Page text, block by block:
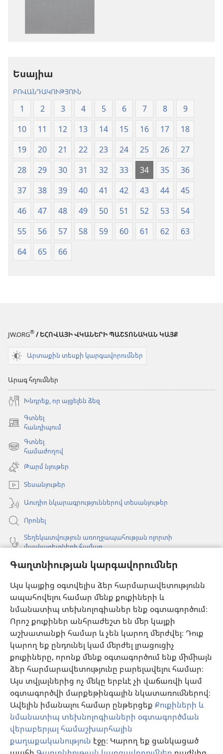
Գաղտնիության կարգավորումներ
Այս կայքից օգտվելիս ձեր հարմարավետությունն
ապահովելու համար մենք քուքիների և
նմանատիպ տեխնոլոգիաներ ենք օգտագործում։
Որոշ քուքիներ անհրաժեշտ են մեր կայքի
աշխատանքի համար և չեն կարող մերժվել։ Դուք
կարող եք ընդունել կամ մերժել լրացուցիչ
քուքիները, որոնք մենք օգտագործում ենք միմիայն
ձեր հարմարավետությունը բարելավելու համար։
Այս տվյալներից ոչ մեկը երբևէ չի վաճառվի կամ
օգտագործվի մարքեթինգային նկատառումներով։
Ավելին իմանալու համար ընթերցեք Քուքիների և
նմանատիպ տեխնոլոգիաների օգտագործման
վերաբերյալ համաշխարհային
քաղաքականություն էջը։ Կարող եք ցանկացած
Եսայիա
ԲՈՎԱՆԴԱԿՈՒԹՅՈՒՆ
1 2 3 4 5 6 7 8
9
10
11 12 13 14 15 16 17
18
19
20 21 22 23 24 25 26
27
28
29 30 31 32 33 34 35
36
37
38 39 40 41 42 43 44
45
46
47 48 49 50 51 52 53
54
55
56 57 58 59 60 61 62
63
64
65 66
JW.ORG® / ԵՀՈՎԱՅԻ ՎԿԱՆԵՐԻ ՊԱՇՏՈՆԱԿԱՆ ԿԱՅՔ
Արտաքին տեսքի կարգավորումներ
Արագ հղումներ
Խնդրեք, որ այցելեն ձեզ
Գտնել
հանդիպում
(բացվում
նոր
պատուհան)
Գտնել
համաժողով
(բացվում
նոր
պատուհան)
Թարմ նյութեր
Տեսանյութեր
Աուդիո նկարագրություններով տեսանյութեր
Որոնել
Տեղեկատվություն առողջապահության ոլորտի
մասնագետների համար
Գլոբալ հաղորդակցություն
Օգնություն
Նվիրատվություններ
(բացվում
է
նոր
պատուհան)
Դիտարանի ՕՆԼԱՅՆ ԳՐԱԴԱՐԱՆ
(բացվում
է
նոր
պատուհան)
JW Hub
(բացվում
է
նոր
պատուհան)
JW Library® հավելված
Watchtower Library
Copyright © 2026 Watch Tower Bible and Tract Society of Pennsylvania.